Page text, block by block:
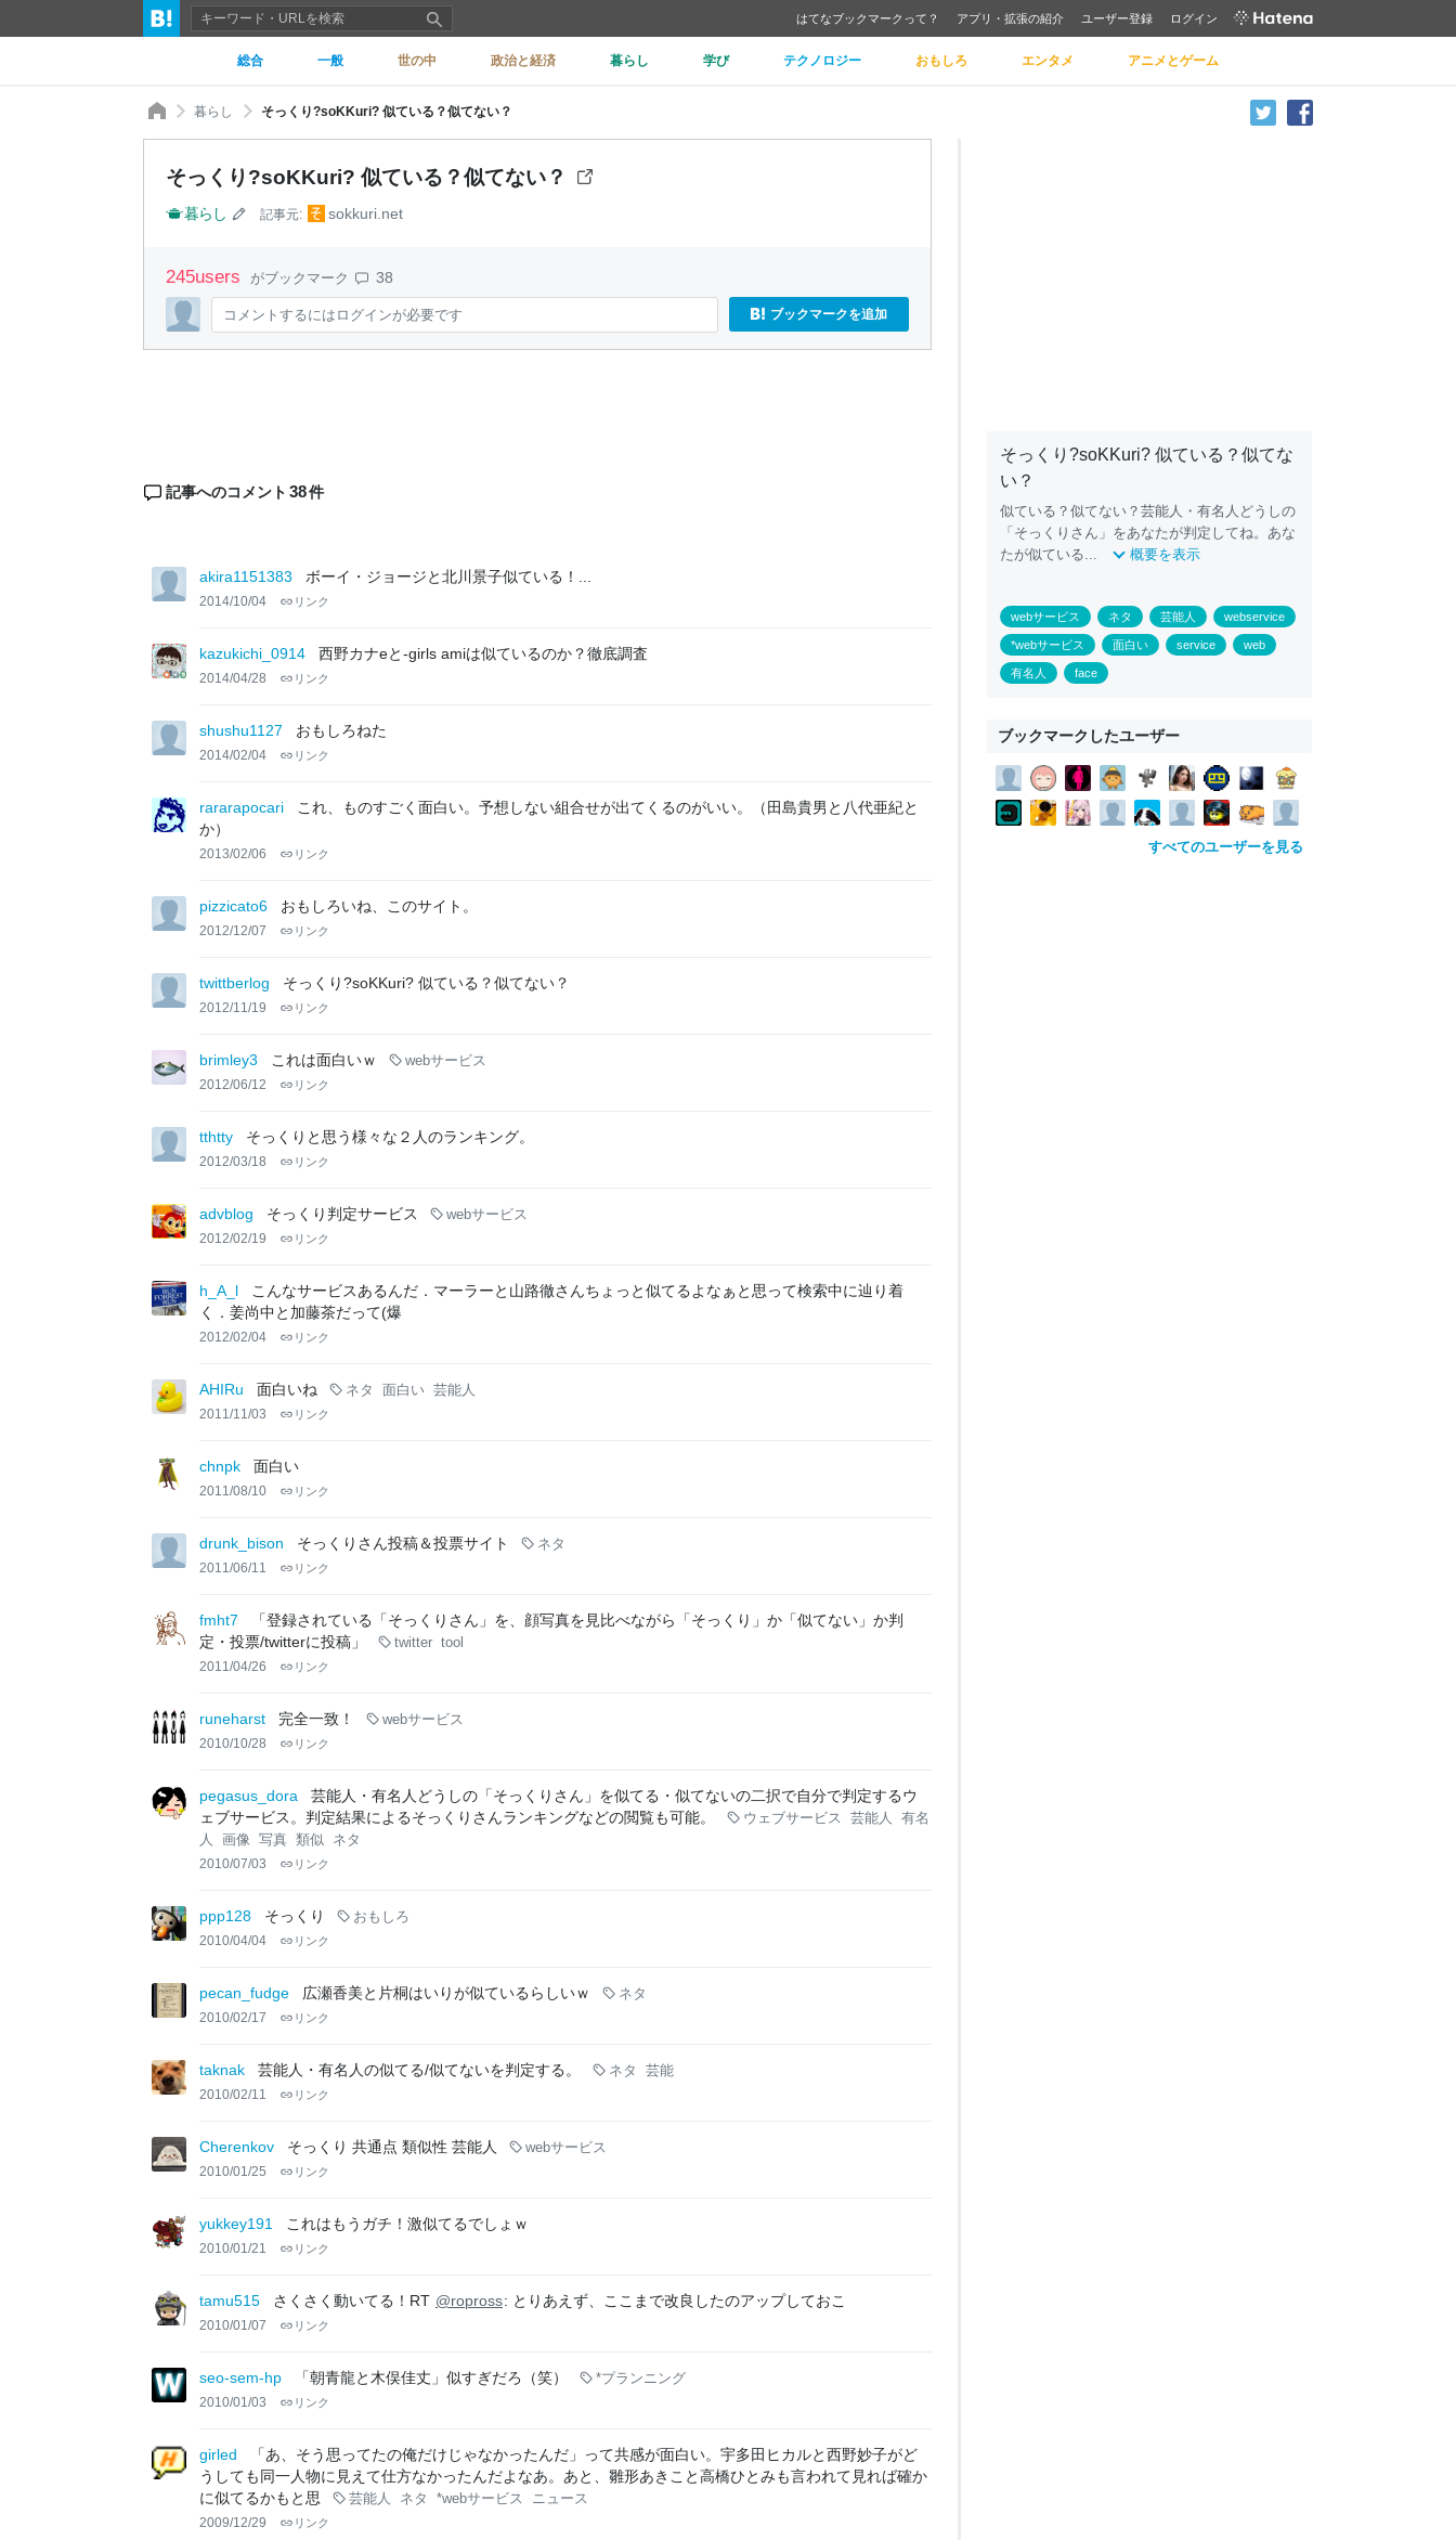
はてなブックマークって？ アプリ・拡張の紹介 ユーザー登録 ログイン
総合 一般 世の中 政治と経済 暮らし 学び テクノロジー おもしろ エンタメ アニメとゲーム
暮らし そっくり?soKKuri? 似ている？似てない？
そっくり?soKKuri? 似ている？似てない？
暮らし 記事元: sokkuri.net
245users がブックマーク 38
コメントするにはログインが必要です ブックマークを追加
記事へのコメント 38件
akira1151383 ボーイ・ジョージと北川景子似ている！...
2014/10/04 リンク
kazukichi_0914 西野カナeと-girls amiは似ているのか？徹底調査
2014/04/28 リンク
shushu1127 おもしろねた
2014/02/04 リンク
rararapocari
これ、ものすごく面白い。予想しない組合せが出てくるのがいい。（田島貴男と八代亜紀と
か）
2013/02/06 リンク
pizzicato6 おもしろいね、このサイト。
2012/12/07 リンク
twittberlog そっくり?soKKuri? 似ている？似てない？
2012/11/19 リンク
brimley3 これは面白いｗ webサービス
2012/06/12 リンク
tthtty そっくりと思う様々な２人のランキング。
2012/03/18 リンク
advblog そっくり判定サービス webサービス
2012/02/19 リンク
h_A_l
こんなサービスあるんだ．マーラーと山路徹さんちょっと似てるよなぁと思って検索中に辿り着
く．姜尚中と加藤茶だって(爆
2012/02/04 リンク
AHIRu 面白いね ネタ 面白い 芸能人
2011/11/03 リンク
chnpk 面白い
2011/08/10 リンク
drunk_bison そっくりさん投稿＆投票サイト ネタ
2011/06/11 リンク
fmht7
「登録されている「そっくりさん」を、顔写真を見比べながら「そっくり」か「似てない」か判
定・投票/twitterに投稿」
twitter tool
2011/04/26 リンク
runeharst 完全一致！ webサービス
2010/10/28 リンク
pegasus_dora
芸能人・有名人どうしの「そっくりさん」を似てる・似てないの二択で自分で判定するウ
ェブサービス。判定結果によるそっくりさんランキングなどの閲覧も可能。
ウェブサービス 芸能人
有名
人
画像 写真 類似 ネタ
2010/07/03 リンク
ppp128 そっくり おもしろ
2010/04/04 リンク
pecan_fudge 広瀬香美と片桐はいりが似ているらしいｗ ネタ
2010/02/17 リンク
taknak 芸能人・有名人の似てる/似てないを判定する。 ネタ 芸能
2010/02/11 リンク
Cherenkov そっくり 共通点 類似性 芸能人 webサービス
2010/01/25 リンク
yukkey191 これはもうガチ！激似てるでしょｗ
2010/01/21 リンク
tamu515 さくさく動いてる！RT @ropross: とりあえず、ここまで改良したのアップしておこ
2010/01/07 リンク
seo-sem-hp 「朝青龍と木俣佳丈」似すぎだろ（笑） *プランニング
2010/01/03 リンク
girled
「あ、そう思ってたの俺だけじゃなかったんだ」って共感が面白い。宇多田ヒカルと西野妙子がど
うしても同一人物に見えて仕方なかったんだよなあ。あと、雛形あきこと高橋ひとみも言われて見れば確か
に似てるかもと思
芸能人 ネタ *webサービス ニュース
2009/12/29 リンク
そっくり?soKKuri? 似ている？似てな
い？
似ている？似てない？芸能人・有名人どうしの
「そっくりさん」をあなたが判定してね。あな
たが似ている...
概要を表示
webサービス ネタ 芸能人 webservice
*webサービス 面白い service web
有名人 face
ブックマークしたユーザー
すべてのユーザーを見る